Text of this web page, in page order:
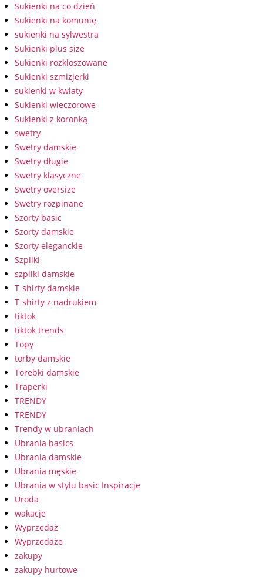
Sukienki na co dzień
Sukienki na komunię
sukienki na sylwestra
Sukienki plus size
Sukienki rozkloszowane
Sukienki szmizjerki
sukienki w kwiaty
Sukienki wieczorowe
Sukienki z koronką
swetry
Swetry damskie
Swetry długie
Swetry klasyczne
Swetry oversize
Swetry rozpinane
Szorty basic
Szorty damskie
Szorty eleganckie
Szpilki
szpilki damskie
T-shirty damskie
T-shirty z nadrukiem
tiktok
tiktok trends
Topy
torby damskie
Torebki damskie
Traperki
TRENDY
TRENDY
Trendy w ubraniach
Ubrania basics
Ubrania damskie
Ubrania męskie
Ubrania w stylu basic Inspiracje
Uroda
wakacje
Wyprzedaż
Wyprzedaże
zakupy
zakupy hurtowe